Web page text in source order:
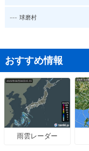
--- 球磨村
おすすめ情報
雨雲レーダー